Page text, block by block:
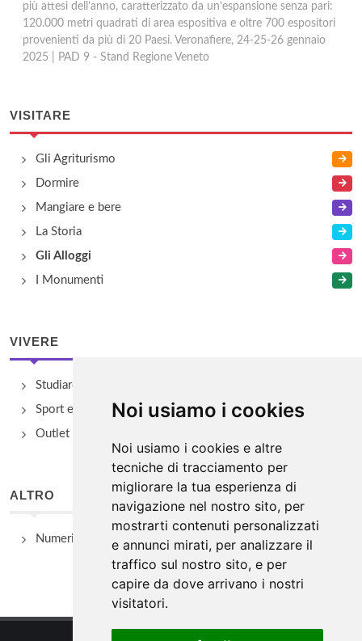
Noi usiamo i cookies
Noi usiamo i cookies e altre
tecniche di tracciamento per
migliorare la tua esperienza di
navigazione nel nostro sito, per
mostrarti contenuti personalizzati
e annunci mirati, per analizzare il
traffico sul nostro sito, e per
capire da dove arrivano i nostri
visitatori.
più attesi dell’anno, caratterizzato da un’espansione senza pari:
120.000 metri quadrati di area espositiva e oltre 700 espositori
provenienti da più di 20 Paesi. Veronafiere, 24-25-26 gennaio
2025 | PAD 9 - Stand Regione Veneto
VISITARE
Gli Agriturismo
Dormire
Mangiare e bere
La Storia
Gli Alloggi
I Monumenti
VIVERE
Studiare
Sport e Benessere
Outlet e spacci aziendali
ALTRO
Numeri Utili